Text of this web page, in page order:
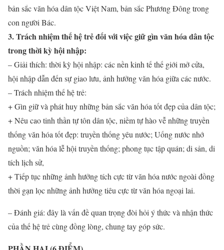
bản sắc văn hóa dân tộc Việt Nam, bản sắc Phương Đông trong
con người Bác.
3. Trách nhiệm thế hệ trẻ đối với việc giữ gìn văn hóa dân tộc
trong thời kỳ hội nhập:
– Giải thích: thời kỳ hội nhập: các nền kinh tế thế giới mở cửa,
hội nhập dẫn đến sự giao lưu, ảnh hưởng văn hóa giữa các nước.
– Trách nhiệm thế hệ trẻ:
+ Gìn giữ và phát huy những bản sắc văn hóa tốt đẹp của dân tộc;
+ Nêu cao tinh thần tự tôn dân tộc, niềm tự hào vễ những truyền
thống văn hóa tốt đẹp: truyền thống yêu nước; Uống nước nhớ
nguồn; văn hóa lễ hội truyền thống; phong tục tập quán; di sản, di
tích lịch sử,
+ Tiếp tục những ảnh hưởng tích cực từ văn hóa nước ngoài đồng
thời gạn lọc những ảnh hưởng tiêu cực từ văn hóa ngoại lai.
– Đánh giá: đây là vấn đề quan trọng đòi hỏi ý thức và nhận thức
của thế hệ trẻ cùng đồng lòng, chung tay góp sức.